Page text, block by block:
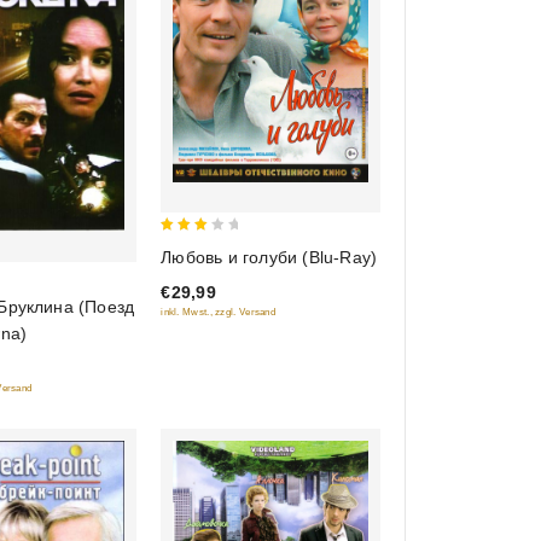
(Поезд
of 5
Любовь и голуби (Blu-Ray)
€29,99
inkl. Mwst., zzgl. Versand